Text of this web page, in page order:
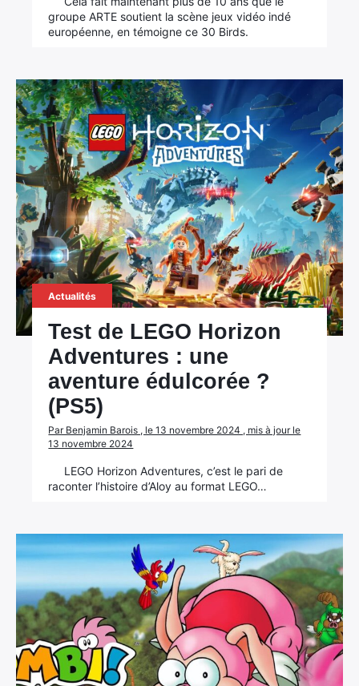
groupe ARTE soutient la scène jeux vidéo indé
européenne, en témoigne ce 30 Birds.
Actualités
Test de LEGO Horizon
Adventures : une
aventure édulcorée ?
(PS5)
Par Benjamin Barois , le 13 novembre 2024 , mis à jour le
13 novembre 2024
LEGO Horizon Adventures, c’est le pari de
raconter l’histoire d’Aloy au format LEGO…
×
Rechercher
: